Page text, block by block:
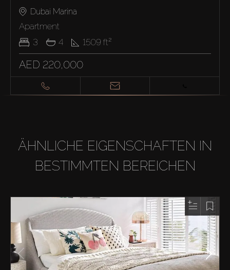
Dubai Marina
Apartment
3
4 1509 ft²
AED 220,000
ÄHNLICHE EIGENSCHAFTEN IN
BESTIMMTEN BEREICHEN